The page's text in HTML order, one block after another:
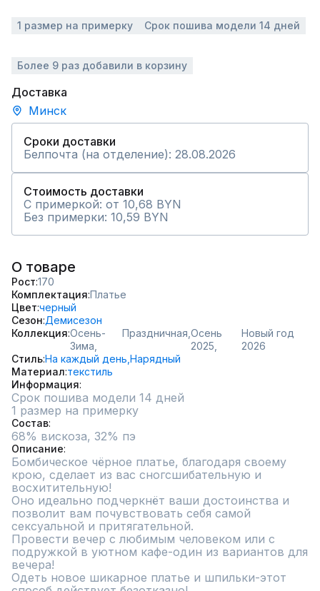
1 размер на примерку Срок пошива модели 14 дней
Более 9 раз добавили в корзину
Доставка
Минск
Сроки доставки
Белпочта (на отделение): 28.08.2026
Стоимость доставки
С примеркой: от 10,68 BYN
Без примерки: 10,59 BYN
О товаре
Рост 170
Комплектация Платье
Цвет черный
Сезон Демисезон
Коллекция Осень-
Зима,
Праздничная,Осень
2025,
Новый год
2026
СтильНа каждый день, Нарядный
Материал текстиль
Информация
Срок пошива модели 14 дней
1 размер на примерку
Состав
68% вискоза, 32% пэ
Описание
Бомбическое чёрное платье, благодаря своему
крою, сделает из вас сногсшибательную и
восхитительную!
Оно идеально подчеркнёт ваши достоинства и
позволит вам почувствовать себя самой
сексуальной и притягательной.
Провести вечер с любимым человеком или с
подружкой в уютном кафе-один из вариантов для
вечера!
Одеть новое шикарное платье и шпильки-этот